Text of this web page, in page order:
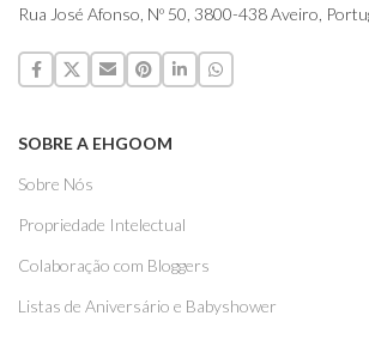
Rua José Afonso, Nº 50, 3800-438 Aveiro,
SOBRE A EHGOOM
Sobre Nós
Propriedade Intelectual
Colaboração com Bloggers
Listas de Aniversário e Babyshower